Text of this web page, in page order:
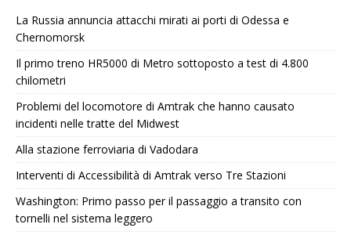
La Russia annuncia attacchi mirati ai porti di Odessa e
Chernomorsk
Il primo treno HR5000 di Metro sottoposto a test di 4.800
chilometri
Problemi del locomotore di Amtrak che hanno causato
incidenti nelle tratte del Midwest
Alla stazione ferroviaria di Vadodara
Interventi di Accessibilità di Amtrak verso Tre Stazioni
Washington: Primo passo per il passaggio a transito con
tornelli nel sistema leggero